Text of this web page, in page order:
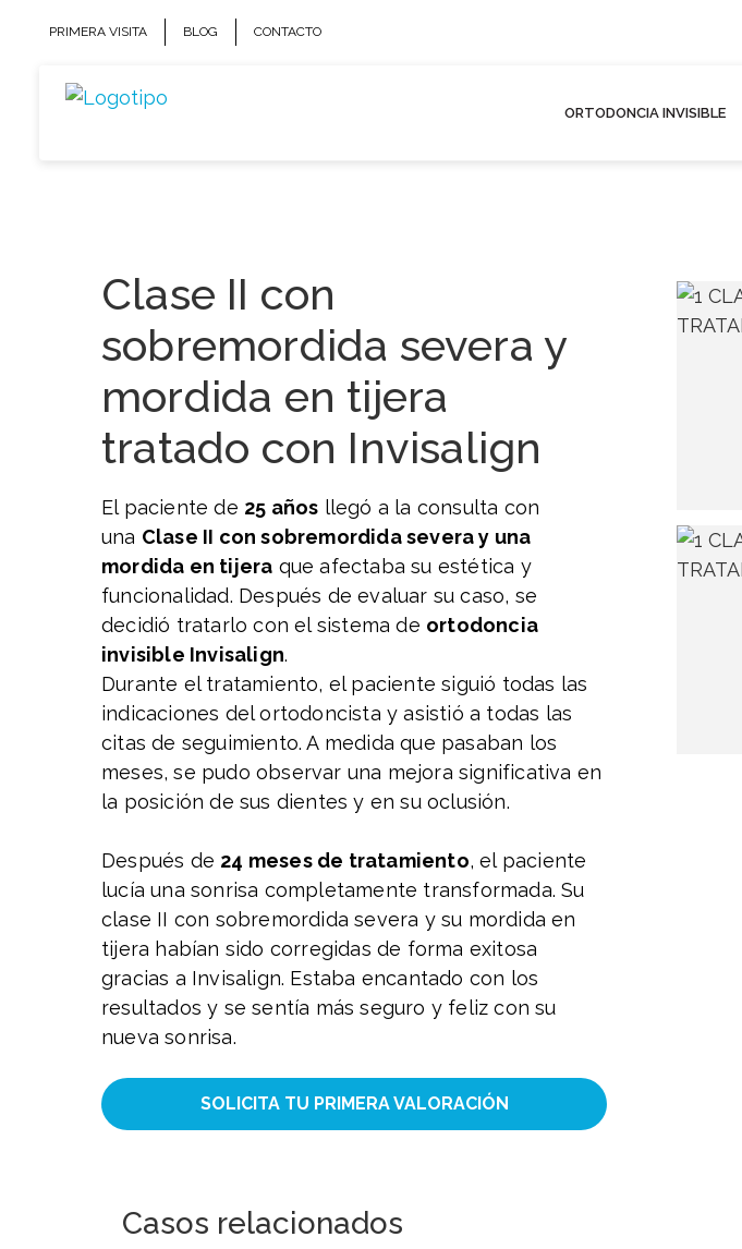
PRIMERA VISITA BLOG CONTACTO
ORTODONCIA INVISIBLE
Clase II con
sobremordida severa y
mordida en tijera
tratado con Invisalign
El paciente de 25 años llegó a la consulta con
una Clase II con sobremordida severa y una
mordida en tijera que afectaba su estética y
funcionalidad. Después de evaluar su caso, se
decidió tratarlo con el sistema de ortodoncia
invisible Invisalign.
Durante el tratamiento, el paciente siguió todas las
indicaciones del ortodoncista y asistió a todas las
citas de seguimiento. A medida que pasaban los
meses, se pudo observar una mejora significativa en
la posición de sus dientes y en su oclusión.
Después de 24 meses de tratamiento, el paciente
lucía una sonrisa completamente transformada. Su
clase II con sobremordida severa y su mordida en
tijera habían sido corregidas de forma exitosa
gracias a Invisalign. Estaba encantado con los
resultados y se sentía más seguro y feliz con su
nueva sonrisa.
SOLICITA TU PRIMERA VALORACIÓN
Casos relacionados